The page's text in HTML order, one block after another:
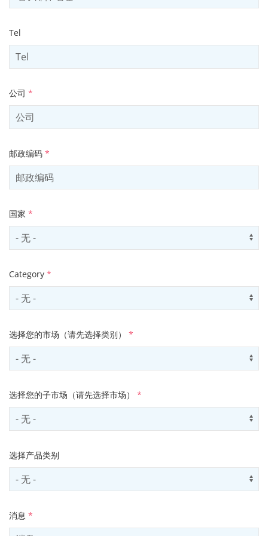
Tel
公司 *
邮政编码 *
国家 *
Select country
Category *
Select contactCategory
选择您的市场（请先选择类别） *
Select sector
选择您的子市场（请先选择市场） *
Select subSector
选择产品类别
Select productCategory
消息 *